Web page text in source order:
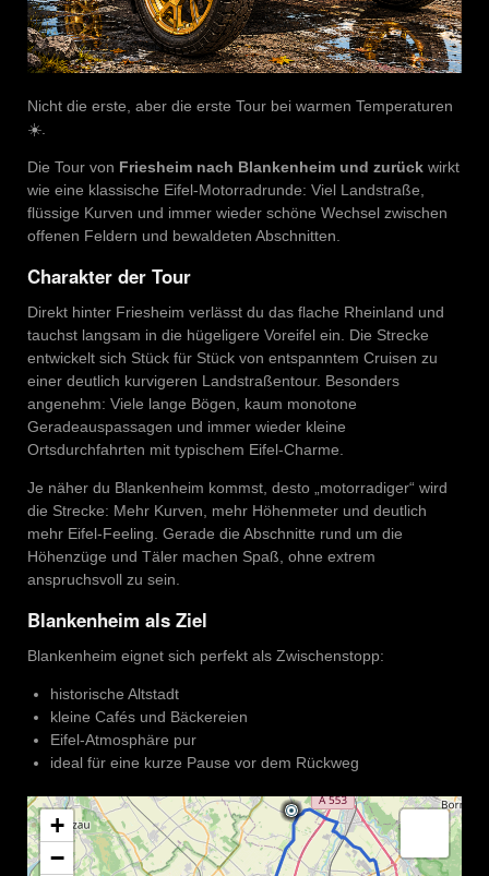
Nicht die erste, aber die erste Tour bei warmen Temperaturen
☀️.
Die Tour von Friesheim nach Blankenheim und zurück wirkt
wie eine klassische Eifel-Motorradrunde: Viel Landstraße,
flüssige Kurven und immer wieder schöne Wechsel zwischen
offenen Feldern und bewaldeten Abschnitten.
Charakter der Tour
Direkt hinter Friesheim verlässt du das flache Rheinland und
tauchst langsam in die hügeligere Voreifel ein. Die Strecke
entwickelt sich Stück für Stück von entspanntem Cruisen zu
einer deutlich kurvigeren Landstraßentour. Besonders
angenehm: Viele lange Bögen, kaum monotone
Geradeauspassagen und immer wieder kleine
Ortsdurchfahrten mit typischem Eifel-Charme.
Je näher du Blankenheim kommst, desto „motorradiger“ wird
die Strecke: Mehr Kurven, mehr Höhenmeter und deutlich
mehr Eifel-Feeling. Gerade die Abschnitte rund um die
Höhenzüge und Täler machen Spaß, ohne extrem
anspruchsvoll zu sein.
Blankenheim als Ziel
Blankenheim eignet sich perfekt als Zwischenstopp:
historische Altstadt
kleine Cafés und Bäckereien
Eifel-Atmosphäre pur
ideal für eine kurze Pause vor dem Rückweg
+
−